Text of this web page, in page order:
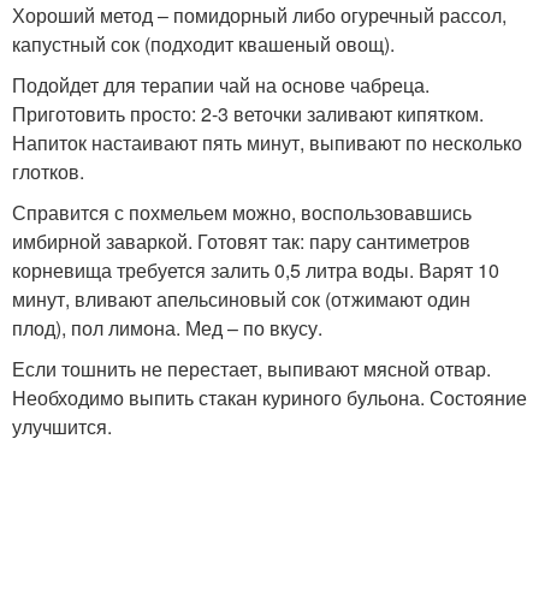
Хороший метод – помидорный либо огуречный рассол,
капустный сок (подходит квашеный овощ).
Подойдет для терапии чай на основе чабреца.
Приготовить просто: 2-3 веточки заливают кипятком.
Напиток настаивают пять минут, выпивают по несколько
глотков.
Справится с похмельем можно, воспользовавшись
имбирной заваркой. Готовят так: пару сантиметров
корневища требуется залить 0,5 литра воды. Варят 10
минут, вливают апельсиновый сок (отжимают один
плод), пол лимона. Мед – по вкусу.
Если тошнить не перестает, выпивают мясной отвар.
Необходимо выпить стакан куриного бульона. Состояние
улучшится.